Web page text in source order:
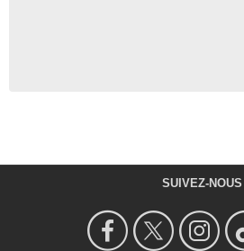
SUIVEZ-NOUS